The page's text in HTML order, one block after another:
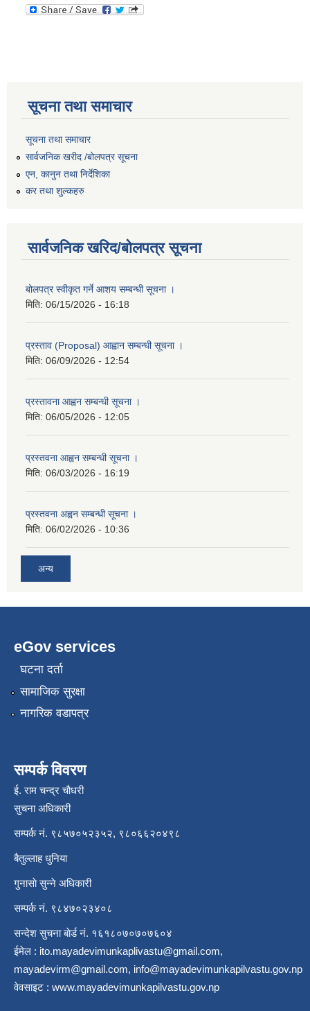
सूचना तथा समाचार
सूचना तथा समाचार
सार्वजनिक खरीद /बोलपत्र सूचना
एन, कानुन तथा निर्देशिका
कर तथा शुल्कहरु
सार्वजनिक खरिद/बोलपत्र सूचना
बोलपत्र स्वीकृत गर्ने आशय सम्बन्धी सूचना ।
मिति: 06/15/2026 - 16:18
प्रस्ताव (Proposal) आह्वान सम्बन्धी सूचना ।
मिति: 06/09/2026 - 12:54
प्रस्तावना आह्वन सम्बन्धी सूचना ।
मिति: 06/05/2026 - 12:05
प्रस्तवना आह्वन सम्बन्धी सूचना ।
मिति: 06/03/2026 - 16:19
प्रस्तवना अह्वन सम्बन्धी सूचना ।
मिति: 06/02/2026 - 10:36
अन्य
eGov services
घटना दर्ता
सामाजिक सुरक्षा
नागरिक वडापत्र
सम्पर्क विवरण
ई. राम चन्द्र चाैधरी
सुचना अधिकारी
सम्पर्क नं. ९८५७०५२३५२, ९८०६६२०४९८
बैतुल्लाह धुनिया
गुनासाे सुन्ने अधिकारी
सम्पर्क नं. ९८४७०२३४०८
सन्देश सुचना बाेर्ड नं. १६१८०७०७०७६०४
ईमेल : ito.mayadevimunkaplivastu@gmail.com,
mayadevirm@gmail.com, info@mayadevimunkapilvastu.gov.np
वेवसाइट : www.mayadevimunkapilvastu.gov.np